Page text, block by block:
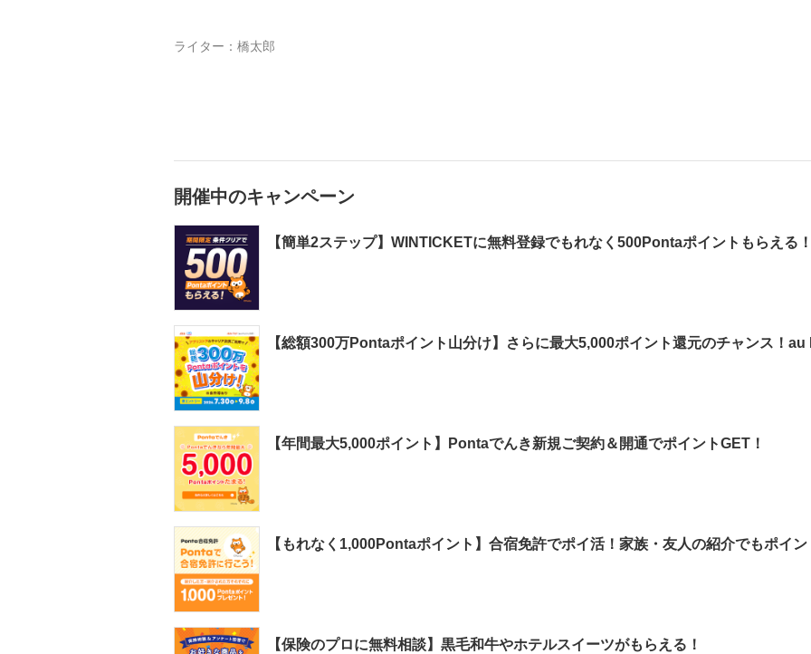
ライター： 橋太郎
開催中のキャンペーン
【簡単2ステップ】WINTICKETに無料登録でもれなく500Pontaポイントもらえる
【総額300万Pontaポイント山分け】さらに最大5,000ポイント還元のチャンス！
【年間最大5,000ポイント】Pontaでんき新規ご契約＆開通でポイントGET！
【もれなく1,000Pontaポイント】合宿免許でポイ活！家族・友人の紹介でもポイ
【保険のプロに無料相談】黒毛和牛やホテルスイーツがもらえる！